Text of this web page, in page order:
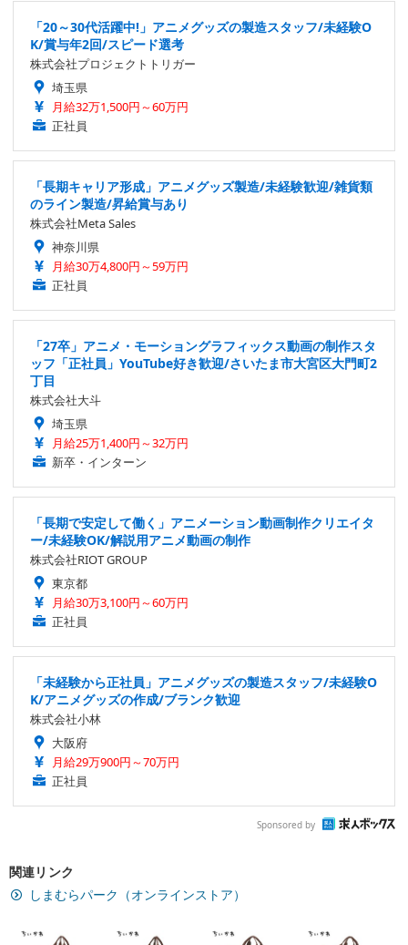
「20～30代活躍中!」アニメグッズの製造スタッフ/未経験O
K/賞与年2回/スピード選考
株式会社プロジェクトトリガー
埼玉県
月給32万1,500円～60万円
正社員
「長期キャリア形成」アニメグッズ製造/未経験歓迎/雑貨類
のライン製造/昇給賞与あり
株式会社Meta Sales
神奈川県
月給30万4,800円～59万円
正社員
「27卒」アニメ・モーショングラフィックス動画の制作スタ
ッフ「正社員」YouTube好き歓迎/さいたま市大宮区大門町2
丁目
株式会社大斗
埼玉県
月給25万1,400円～32万円
新卒・インターン
「長期で安定して働く」アニメーション動画制作クリエイタ
ー/未経験OK/解説用アニメ動画の制作
株式会社RIOT GROUP
東京都
月給30万3,100円～60万円
正社員
「未経験から正社員」アニメグッズの製造スタッフ/未経験O
K/アニメグッズの作成/ブランク歓迎
株式会社小林
大阪府
月給29万900円～70万円
正社員
Sponsored by
関連リンク
しまむらパーク（オンラインストア）